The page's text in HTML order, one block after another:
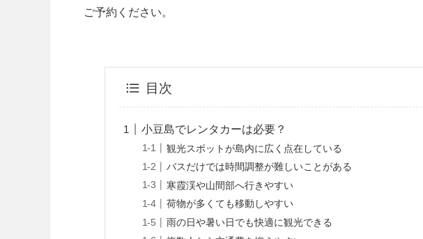
ご予約ください。
目次
小豆島でレンタカーは必要？
観光スポットが島内に広く点在している
バスだけでは時間調整が難しいことがある
寒霞渓や山間部へ行きやすい
荷物が多くても移動しやすい
雨の日や暑い日でも快適に観光できる